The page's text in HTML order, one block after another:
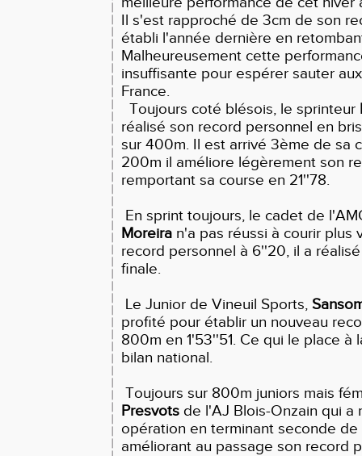
Il s'est rapproché de 3cm de son
établi l'année dernière en
Malheureusement cette
insuffisante pour espérer sauter
France.
Toujours coté blésois, le sprinteur
réalisé son record personnel en
sur 400m. Il est arrivé 3ème de sa
200m il améliore légèrement son
remportant sa course en 21''78.
En sprint toujours, le cadet de
Moreira n'a pas réussi à courir plus
record personnel à 6''20, il a
finale.
Le Junior de Vineuil Sports,
profité pour établir un nouveau
800m en 1'53''51. Ce qui le place à
bilan national.
Toujours sur 800m juniors mais
Presvots de l'AJ Blois-Onzain qui a
opération en terminant seconde de
améliorant au passage son record